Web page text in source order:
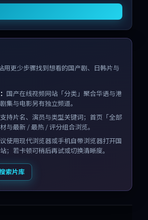
用更少步骤找到想看的国产剧、日韩片与
国产在线视频网站「分类」聚合华语与港
集与电影另有独立频道。
支持片名、演员与类型关键词；首页「全部
与最新 / 最热 / 评分组合浏览。
使用现代浏览器或手机自带浏览器打开国
；若卡顿可稍后再试或切换清晰度。
索片库